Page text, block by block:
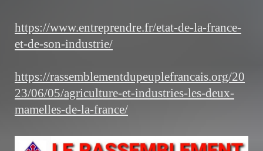
https://www.entreprendre.fr/etat-de-la-france-
et-de-son-industrie/
https://rassemblementdupeuplefrancais.org/20
23/06/05/agriculture-et-industries-les-deux-
mamelles-de-la-france/